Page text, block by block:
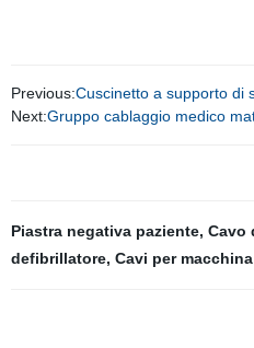
Previous:Cuscinetto a supporto di
Next:Gruppo cablaggio medico
Piastra negativa paziente, Cavo
defibrillatore, Cavi per macchina